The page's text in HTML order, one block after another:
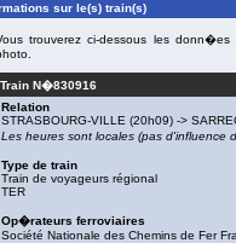
sur le(s) train(s)
trouverez ci-dessous les
Train N�830916
Relation
STRASBOURG-VILLE (20h09) ->
Les heures sont locales (pas d'influence
Type de train
Train de voyageurs régional
TER
Op�rateurs ferroviaires
Société Nationale des Chemins de Fer